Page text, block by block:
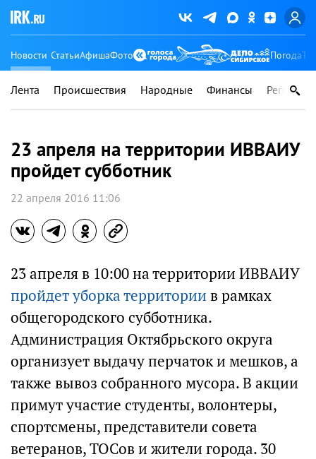
Новости СтатьиАфишаФото Погода
Лента Происшествия Народные Финансы Регионы
23 апреля на территории ИВВАИУ
пройдет субботник
22 апреля 2016 11:06
​23 апреля в 10:00 на территории ИВВАИУ
пройдет уборка территории в рамках
общегородского субботника.
Администрация Октябрьского округа
организует выдачу перчаток и мешков, а
также вывоз собранного мусора. В акции
примут участие студенты, волонтеры,
спортсмены, представители совета
ветеранов, ТОСов и жители города. 30